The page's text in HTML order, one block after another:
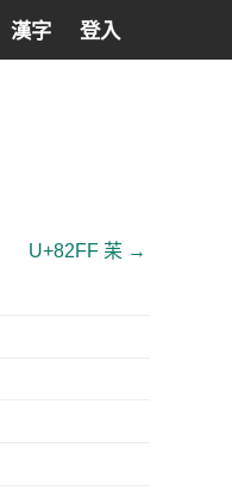
漢字 登入
U+82FF 苿 →